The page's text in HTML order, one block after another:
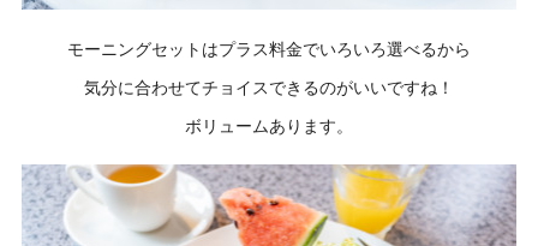
モーニングセットはプラス料金でいろいろ選べるから
気分に合わせてチョイスできるのがいいですね！
ボリュームあります。